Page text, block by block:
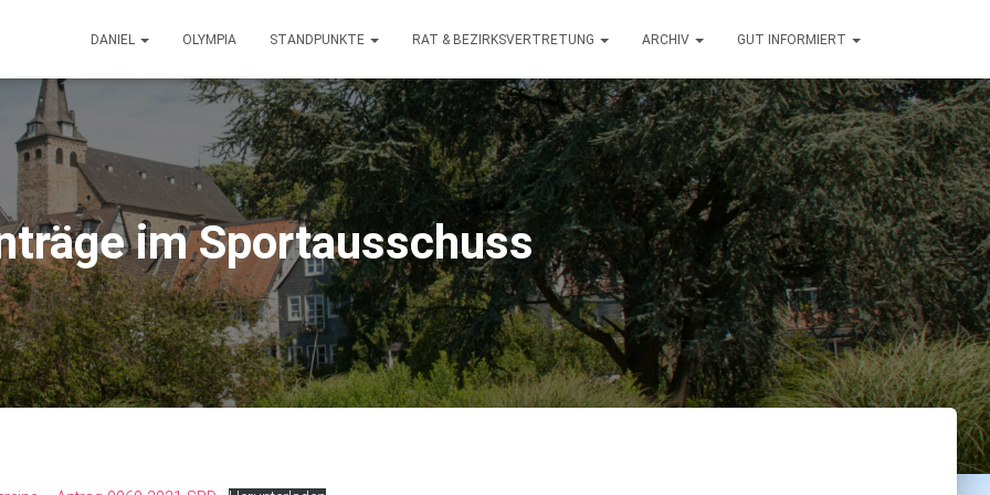
DANIEL OLYMPIA STANDPUNKTE RAT & BEZIRKSVERTRETUNG ARCHIV GUT INFORMIERT
im Sportausschuss